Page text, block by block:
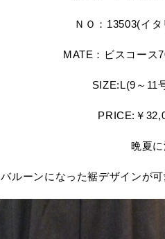
ＮＯ：13503(イ
MATE：ビスコース
SIZE:L(9～11
PRICE:￥
晩夏
バルーンになった裾デザインが